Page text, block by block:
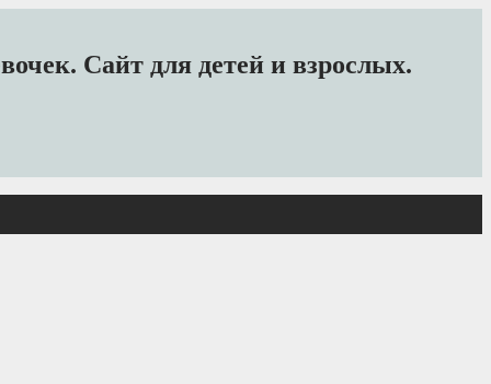
Сайт для детей и взрослых.